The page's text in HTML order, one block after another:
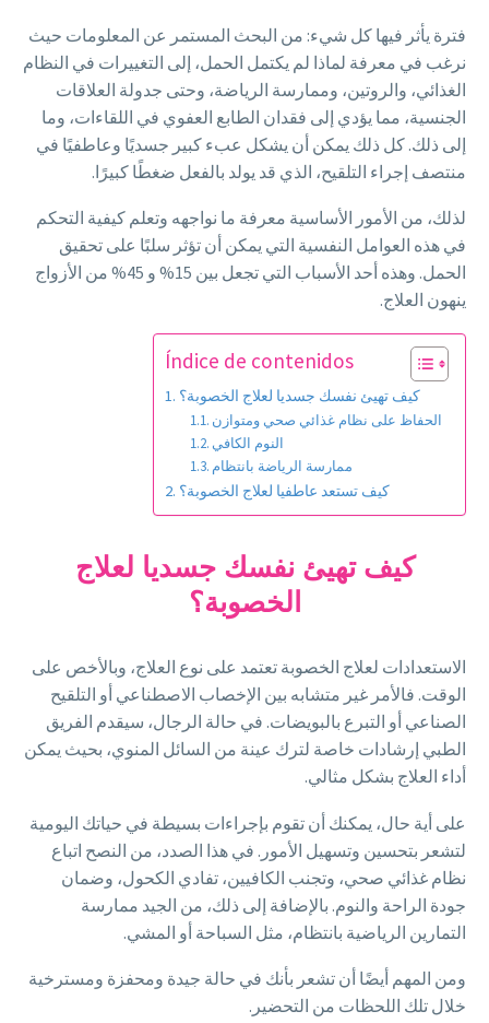
فترة يأثر فيها كل شيء: من البحث المستمر عن المعلومات حيث
نرغب في معرفة لماذا لم يكتمل الحمل، إلى التغييرات في النظام
الغذائي، والروتين، وممارسة الرياضة، وحتى جدولة العلاقات
الجنسية، مما يؤدي إلى فقدان الطابع العفوي في اللقاءات، وما
إلى ذلك. كل ذلك يمكن أن يشكل عبء كبير جسديًا وعاطفيًا في
منتصف إجراء التلقيح، الذي قد يولد بالفعل ضغطًا كبيرًا.
لذلك، من الأمور الأساسية معرفة ما نواجهه وتعلم كيفية التحكم
في هذه العوامل النفسية التي يمكن أن تؤثر سلبًا على تحقيق
الحمل. وهذه أحد الأسباب التي تجعل بين 15% و 45% من الأزواج
ينهون العلاج.
Índice de contenidos
كيف تهيئ نفسك جسديا لعلاج الخصوبة؟
الحفاظ على نظام غذائي صحي ومتوازن
النوم الكافي
ممارسة الرياضة بانتظام
كيف تستعد عاطفيا لعلاج الخصوبة؟
كيف تهيئ نفسك جسديا لعلاج
الخصوبة؟
الاستعدادات لعلاج الخصوبة تعتمد على نوع العلاج، وبالأخص على
الوقت. فالأمر غير متشابه بين الإخصاب الاصطناعي أو التلقيح
الصناعي أو التبرع بالبويضات. في حالة الرجال، سيقدم الفريق
الطبي إرشادات خاصة لترك عينة من السائل المنوي، بحيث يمكن
أداء العلاج بشكل مثالي.
على أية حال، يمكنك أن تقوم بإجراءات بسيطة في حياتك اليومية
لتشعر بتحسين وتسهيل الأمور. في هذا الصدد، من النصح اتباع
نظام غذائي صحي، وتجنب الكافيين، تفادي الكحول، وضمان
جودة الراحة والنوم. بالإضافة إلى ذلك، من الجيد ممارسة
التمارين الرياضية بانتظام، مثل السباحة أو المشي.
ومن المهم أيضًا أن تشعر بأنك في حالة جيدة ومحفزة ومسترخية
خلال تلك اللحظات من التحضير.